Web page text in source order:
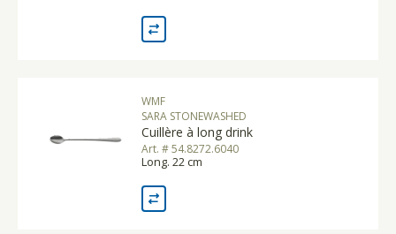
WMF
SARA STONEWASHED
Cuillère à long drink
Art. # 54.8272.6040
Long. 22 cm